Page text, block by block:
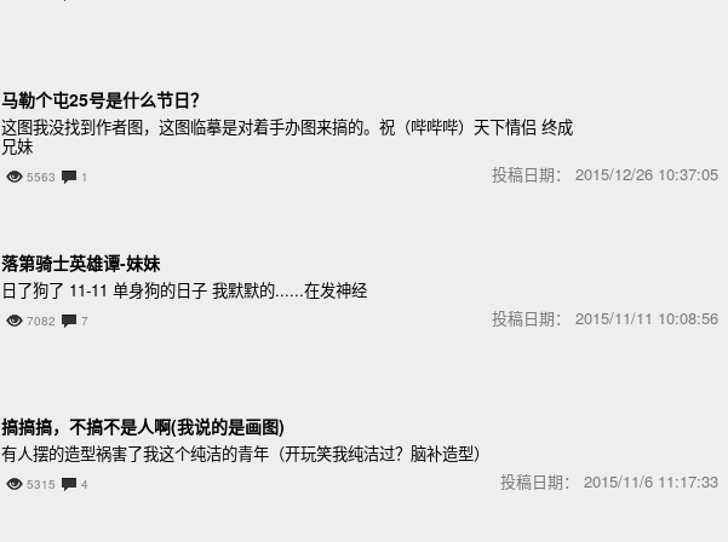
马勒个屯25号是什么节日？
这图我没找到作者图，这图临摹是对着手办图来搞的。祝（哔哔哔）天下情侣 终成
兄妹
5563 1 投稿日期： 2015/12/26 10:37:05
落第骑士英雄谭-妹妹
日了狗了 11-11 单身狗的日子 我默默的......在发神经
7082 7 投稿日期： 2015/11/11 10:08:56
搞搞搞，不搞不是人啊(我说的是画图)
有人摆的造型祸害了我这个纯洁的青年（开玩笑我纯洁过？脑补造型）
5315 4 投稿日期： 2015/11/6 11:17:33